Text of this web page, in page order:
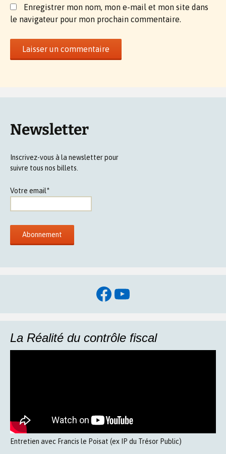
Enregistrer mon nom, mon e-mail et mon site dans
le navigateur pour mon prochain commentaire.
Newsletter
Inscrivez-vous à la newsletter pour
suivre tous nos billets.
Votre email*
Facebook
YouTube
La Réalité du contrôle fiscal
Entretien avec Francis le Poisat (ex IP du Trésor Public)